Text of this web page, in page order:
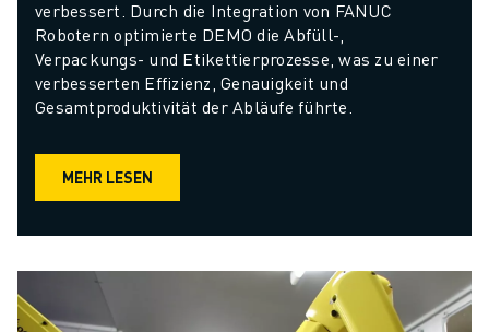
verbessert. Durch die Integration von FANUC
Robotern optimierte DEMO die Abfüll-,
Verpackungs- und Etikettierprozesse, was zu einer
verbesserten Effizienz, Genauigkeit und
Gesamtproduktivität der Abläufe führte.
MEHR LESEN